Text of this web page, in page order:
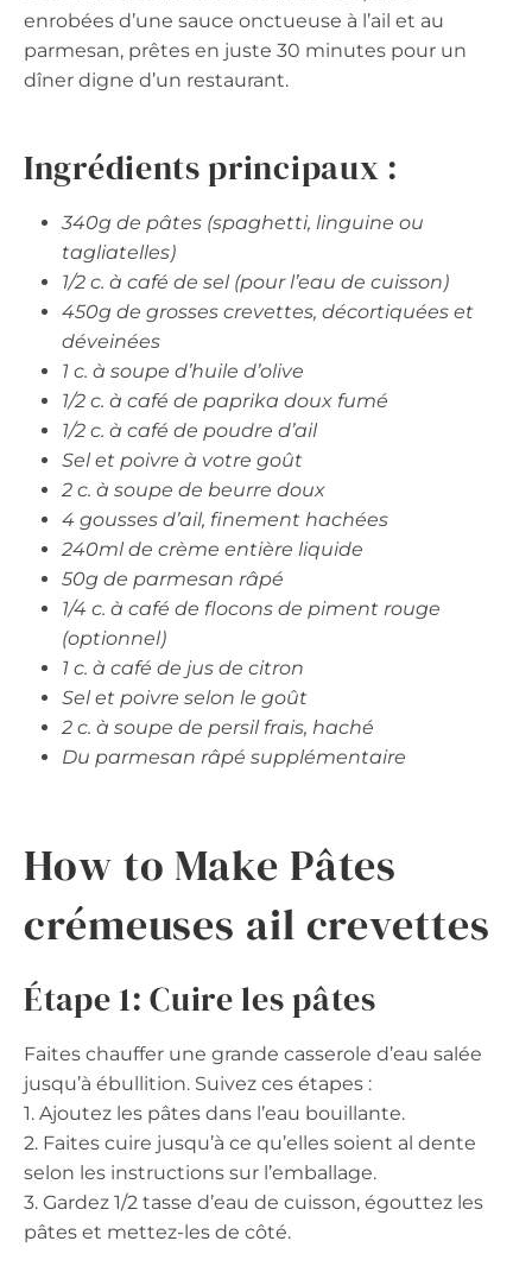
enrobées d’une sauce onctueuse à l’ail et au
parmesan, prêtes en juste 30 minutes pour un
dîner digne d’un restaurant.
Ingrédients principaux :
340g de pâtes (spaghetti, linguine ou
tagliatelles)
1/2 c. à café de sel (pour l’eau de cuisson)
450g de grosses crevettes, décortiquées et
déveinées
1 c. à soupe d’huile d’olive
1/2 c. à café de paprika doux fumé
1/2 c. à café de poudre d’ail
Sel et poivre à votre goût
2 c. à soupe de beurre doux
4 gousses d’ail, finement hachées
240ml de crème entière liquide
50g de parmesan râpé
1/4 c. à café de flocons de piment rouge
(optionnel)
1 c. à café de jus de citron
Sel et poivre selon le goût
2 c. à soupe de persil frais, haché
Du parmesan râpé supplémentaire
How to Make Pâtes
crémeuses ail crevettes
Étape 1: Cuire les pâtes
Faites chauffer une grande casserole d’eau salée
jusqu’à ébullition. Suivez ces étapes :
1. Ajoutez les pâtes dans l’eau bouillante.
2. Faites cuire jusqu’à ce qu’elles soient al dente
selon les instructions sur l’emballage.
3. Gardez 1/2 tasse d’eau de cuisson, égouttez les
pâtes et mettez-les de côté.